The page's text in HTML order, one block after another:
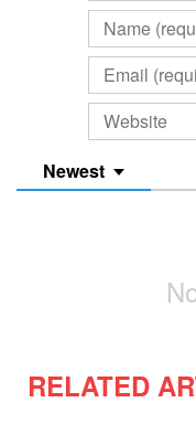
Newest
RELATED